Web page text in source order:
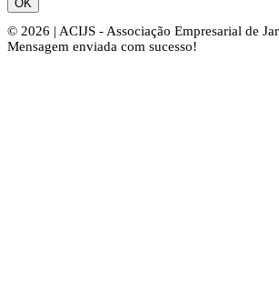
OK
© 2026 | ACIJS - Associação Empresarial de
Mensagem enviada com sucesso!